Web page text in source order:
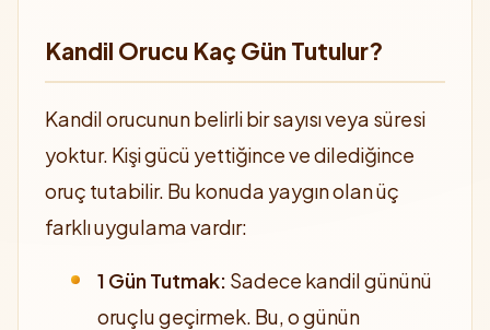
Kandil Orucu Kaç Gün Tutulur?
Kandil orucunun belirli bir sayısı veya süresi
yoktur. Kişi gücü yettiğince ve dilediğince
oruç tutabilir. Bu konuda yaygın olan üç
farklı uygulama vardır:
1 Gün Tutmak: Sadece kandil gününü
oruçlu geçirmek. Bu, o günün